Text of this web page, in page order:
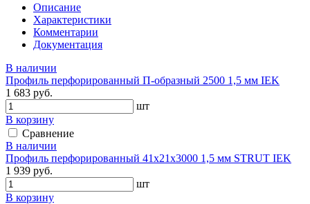
Описание
Характеристики
Комментарии
Документация
В наличии
Профиль перфорированный П-образный 2500 1,5 мм IEK
1 683 руб.
шт
В корзину
Сравнение
В наличии
Профиль перфорированный 41х21х3000 1,5 мм STRUT IEK
1 939 руб.
шт
В корзину